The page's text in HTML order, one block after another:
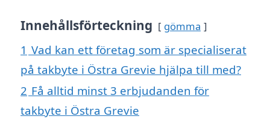
Innehållsförteckning gömma
1 Vad kan ett företag som är specialiserat
på takbyte i Östra Grevie hjälpa till med?
2 Få alltid minst 3 erbjudanden för
takbyte i Östra Grevie